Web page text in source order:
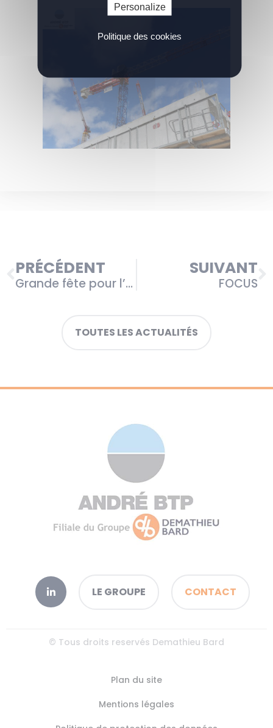
PRÉCÉDENT
Grande fête pour l’ouverture du Domaine Saint-Joseph
SUIVANT
FOCUS
TOUTES LES ACTUALITÉS
LE GROUPE CONTACT
© Tous droits reservés Demathieu Bard
Plan du site
Mentions légales
Personalize
Politique des cookies